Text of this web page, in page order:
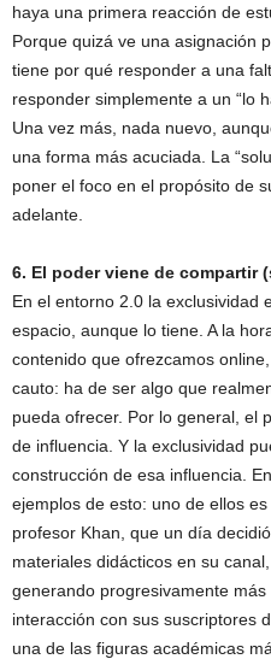
haya una primera reacción de
Porque quizá ve una asignación
tiene por qué responder a una
responder simplemente a un “lo
Una vez más, nada nuevo,
una forma más acuciada. La
poner el foco en el propósito de
adelante.
6. El poder viene de compartir
En el entorno 2.0 la exclusividad
espacio, aunque lo tiene. A la
contenido que ofrezcamos
cauto: ha de ser algo que
pueda ofrecer. Por lo general, el
de influencia. Y la exclusividad
construcción de esa influencia.
ejemplos de esto: uno de ellos
profesor Khan, que un día
materiales didácticos en su
generando progresivamente
interacción con sus suscriptores
una de las figuras académicas